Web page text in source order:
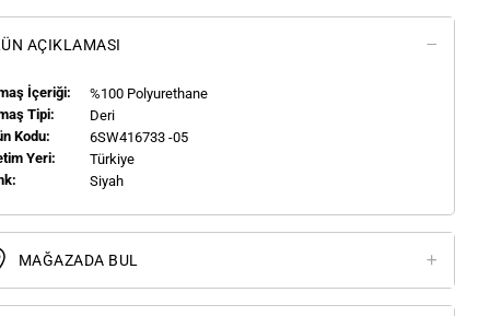
AÇIKLAMASI
İçeriği:
%100 Polyurethane
Tipi:
Deri
Kodu:
6SW416733 -05
Yeri:
Türkiye
Siyah
MAĞAZADA BUL